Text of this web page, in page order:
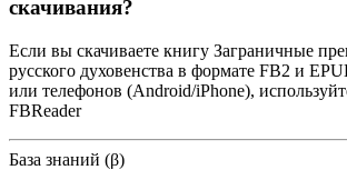
скачивания?
Если вы скачиваете книгу Заграничные
русского духовенства в формате FB2 и
или телефонов (Android/iPhone),
FBReader
База знаний (β)